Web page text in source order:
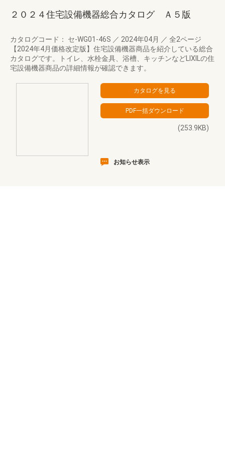
２０２４住宅設備機器総合カタログ Ａ５版
カタログコード： セ-WG01-46S ／ 2024年04月 ／ 全2ページ
【2024年4月価格改定版】住宅設備機器商品を紹介している総合
カタログです。トイレ、水栓金具、浴槽、キッチンなどLIXILの住
宅設備機器商品の詳細情報が確認できます。
(253.9KB)
お知らせ表示